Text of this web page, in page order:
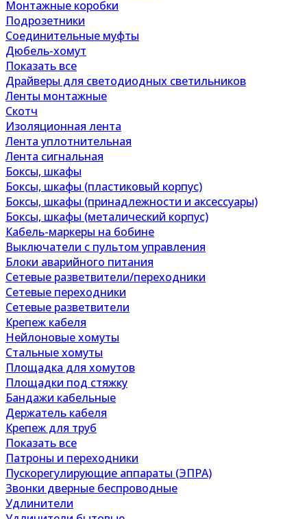
Монтажные коробки
Подрозетники
Соединительные муфты
Дюбель-хомут
Показать все
Драйверы для светодиодных светильников
Ленты монтажные
Скотч
Изоляционная лента
Лента уплотнительная
Лента сигнальная
Боксы, шкафы
Боксы, шкафы (пластиковый корпус)
Боксы, шкафы (принадлежности и аксессуары)
Боксы, шкафы (металический корпус)
Кабель-маркеры на бобине
Выключатели с пультом управления
Блоки аварийного питания
Сетевые разветвители/переходники
Сетевые переходники
Сетевые разветвители
Крепеж кабеля
Нейлоновые хомуты
Стальные хомуты
Площадка для хомутов
Площадки под стяжку
Бандажи кабельные
Держатель кабеля
Крепеж для труб
Показать все
Патроны и переходники
Пускорегулирующие аппараты (ЭПРА)
Звонки дверные беспроводные
Удлинители